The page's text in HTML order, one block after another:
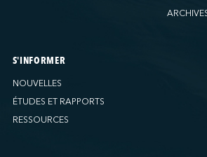
Société Terminaux Montréal Gateway
Sollio Agriculture (Hamilton)
Sollio Agriculture (Montréal)
Sollio Agriculture (Québec)
S'INFORMER
NOUVELLES
ÉTUDES ET RAPPORTS
RESSOURCES